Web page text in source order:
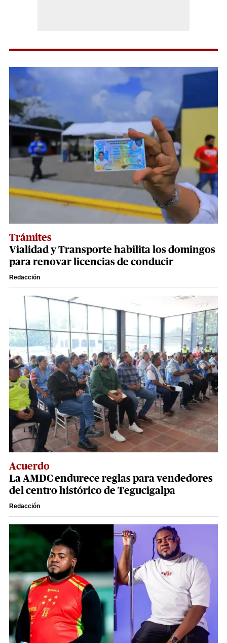
Trámites
Vialidad y Transporte habilita los domingos
para renovar licencias de conducir
Redacción
Acuerdo
La AMDC endurece reglas para vendedores
del centro histórico de Tegucigalpa
Redacción